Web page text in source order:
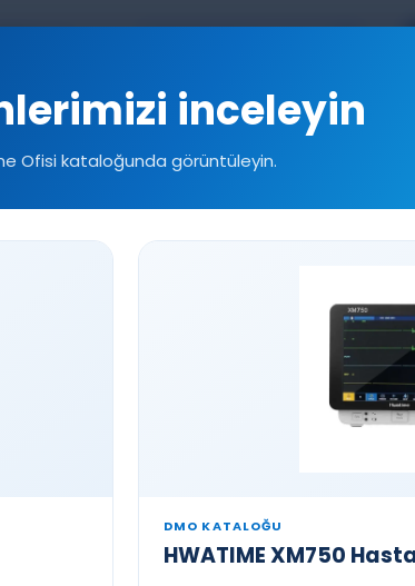
inceleyin
Ofisi kataloğunda görüntüleyin.
DMO KATALOĞU
HWATIME XM750